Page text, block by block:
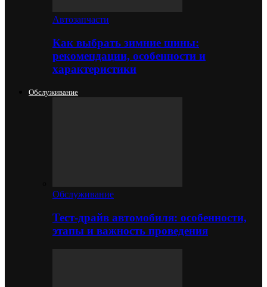
Автозапчасти
Как выбрать зимние шины:
рекомендации, особенности и
характеристики
Обслуживание
Обслуживание
Тест-драйв автомобиля: особенности,
этапы и важность проведения